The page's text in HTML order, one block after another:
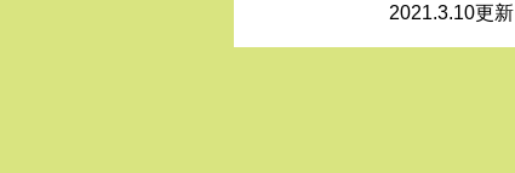
2021.3.10更新